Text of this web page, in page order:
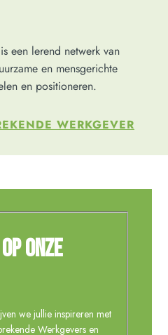
een lerend netwerk van
en mensgerichte
en positioneren.
WERKGEVER